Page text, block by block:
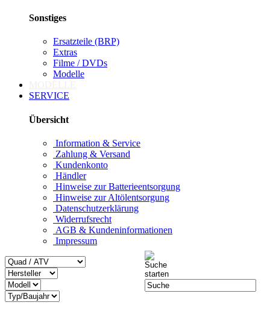
Sonstiges
Ersatzteile (BRP)
Extras
Filme / DVDs
Modelle
SERVICE
Übersicht
Information & Service
Zahlung & Versand
Kundenkonto
Händler
Hinweise zur Batterieentsorgung
Hinweise zur Altölentsorgung
Datenschutzerklärung
Widerrufsrecht
AGB & Kundeninformationen
Impressum